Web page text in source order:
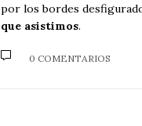
por los bordes
que asistimos.
0 COMENTARIOS